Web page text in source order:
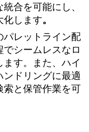
合を可能にし、
化します。
パレットライン配
シームレスなロ
す。また、ハイ
ドリングに最適
索と保管作業を可